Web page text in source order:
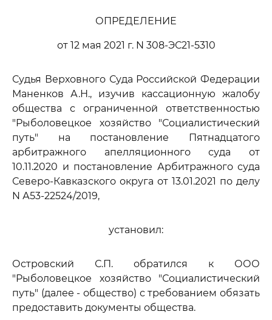
ОПРЕДЕЛЕНИЕ
от 12 мая 2021 г. N 308-ЭС21-5310
Судья Верховного Суда Российской Федерации
Маненков А.Н., изучив кассационную жалобу
общества с ограниченной ответственностью
"Рыболовецкое хозяйство "Социалистический
путь" на постановление Пятнадцатого
арбитражного апелляционного суда от
10.11.2020 и постановление Арбитражного суда
Северо-Кавказского округа от 13.01.2021 по делу
N А53-22524/2019,
установил:
Островский С.П. обратился к ООО
"Рыболовецкое хозяйство "Социалистический
путь" (далее - общество) с требованием обязать
предоставить документы общества.